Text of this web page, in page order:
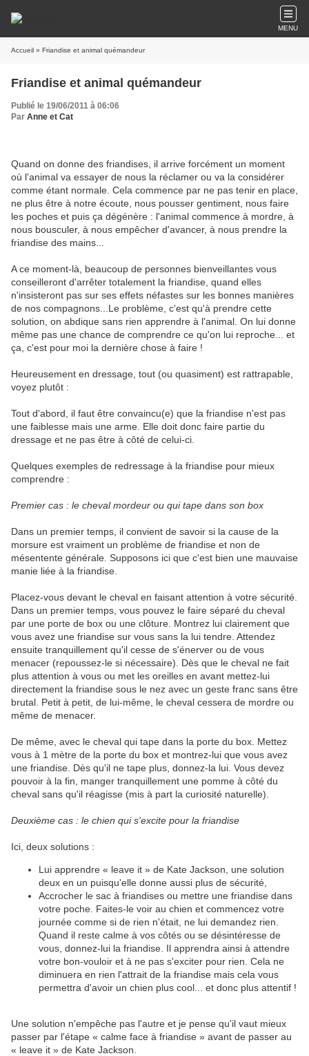
MENU
Accueil » Friandise et animal quémandeur
Friandise et animal quémandeur
Publié le 19/06/2011 à 06:06
Par Anne et Cat
Quand on donne des friandises, il arrive forcément un moment
où l'animal va essayer de nous la réclamer ou va la considérer
comme étant normale. Cela commence par ne pas tenir en place,
ne plus être à notre écoute, nous pousser gentiment, nous faire
les poches et puis ça dégénère : l'animal commence à mordre, à
nous bousculer, à nous empêcher d'avancer, à nous prendre la
friandise des mains...
A ce moment-là, beaucoup de personnes bienveillantes vous
conseilleront d'arrêter totalement la friandise, quand elles
n'insisteront pas sur ses effets néfastes sur les bonnes manières
de nos compagnons...Le problème, c'est qu'à prendre cette
solution, on abdique sans rien apprendre à l'animal. On lui donne
même pas une chance de comprendre ce qu'on lui reproche... et
ça, c'est pour moi la dernière chose à faire !
Heureusement en dressage, tout (ou quasiment) est rattrapable,
voyez plutôt :
Tout d'abord, il faut être convaincu(e) que la friandise n'est pas
une faiblesse mais une arme. Elle doit donc faire partie du
dressage et ne pas être à côté de celui-ci.
Quelques exemples de redressage à la friandise pour mieux
comprendre :
Premier cas : le cheval mordeur ou qui tape dans son box
Dans un premier temps, il convient de savoir si la cause de la
morsure est vraiment un problème de friandise et non de
mésentente générale. Supposons ici que c'est bien une mauvaise
manie liée à la friandise.
Placez-vous devant le cheval en faisant attention à votre sécurité.
Dans un premier temps, vous pouvez le faire séparé du cheval
par une porte de box ou une clôture. Montrez lui clairement que
vous avez une friandise sur vous sans la lui tendre. Attendez
ensuite tranquillement qu'il cesse de s'énerver ou de vous
menacer (repoussez-le si nécessaire). Dès que le cheval ne fait
plus attention à vous ou met les oreilles en avant mettez-lui
directement la friandise sous le nez avec un geste franc sans être
brutal. Petit à petit, de lui-même, le cheval cessera de mordre ou
même de menacer.
De même, avec le cheval qui tape dans la porte du box. Mettez
vous à 1 mètre de la porte du box et montrez-lui que vous avez
une friandise. Dès qu'il ne tape plus, donnez-la lui. Vous devez
pouvoir à la fin, manger tranquillement une pomme à côté du
cheval sans qu'il réagisse (mis à part la curiosité naturelle).
Deuxième cas : le chien qui s'excite pour la friandise
Ici, deux solutions :
Lui apprendre « leave it » de Kate Jackson, une solution
deux en un puisqu'elle donne aussi plus de sécurité,
Accrocher le sac à friandises ou mettre une friandise dans
votre poche. Faites-le voir au chien et commencez votre
journée comme si de rien n'était, ne lui demandez rien.
Quand il reste calme à vos côtés ou se désintéresse de
vous, donnez-lui la friandise. Il apprendra ainsi à attendre
votre bon-vouloir et à ne pas s'exciter pour rien. Cela ne
diminuera en rien l'attrait de la friandise mais cela vous
permettra d'avoir un chien plus cool... et donc plus attentif !
Une solution n'empêche pas l'autre et je pense qu'il vaut mieux
passer par l'étape « calme face à friandise » avant de passer au
« leave it » de Kate Jackson.